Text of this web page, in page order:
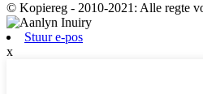
© Kopiereg - 2010-2021: Alle regte
Stuur e-pos
x